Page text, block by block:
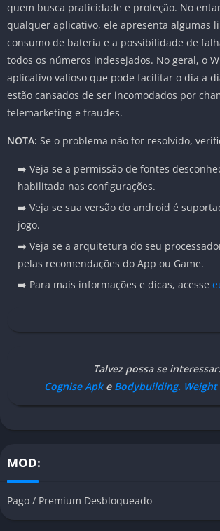
quem busca praticidade e proteção. No
qualquer aplicativo, ele apresenta algumas
consumo de bateria e a possibilidade de
todos os números indesejados. No geral, o
aplicativo valioso que pode facilitar o dia a
estão cansados de ser incomodados por
telemarketing e fraudes.
NOTA: Se o problema não for resolvido,
➡️ Veja se a permissão de fontes
habilitada nas configurações.
➡️ Veja se sua versão do android é
jogo.
➡️ Veja se a arquitetura do seu
pelas recomendações do App ou Game.
➡️ Para mais informações e dicas, acesse
Talvez possa se interessar:
Cognise Apke Bodybuilding. Weight
MOD:
Pago / Premium Desbloqueado